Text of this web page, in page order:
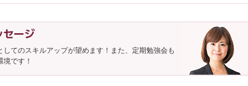
てのスキルアップが望めます！また、定期勉強会も
です！